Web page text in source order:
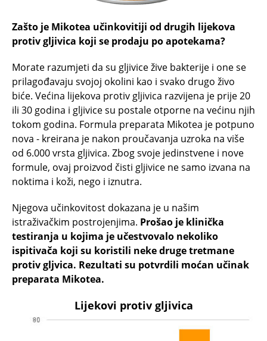
Zašto je Mikotea učinkovitiji od drugih lijekova
protiv gljivica koji se prodaju po apotekama?
Morate razumjeti da su gljivice žive bakterije i one se
prilagođavaju svojoj okolini kao i svako drugo živo
biće. Većina lijekova protiv gljivica razvijena je prije 20
ili 30 godina i gljivice su postale otporne na većinu njih
tokom godina. Formula preparata Mikotea je potpuno
nova - kreirana je nakon proučavanja uzroka na više
od 6.000 vrsta gljivica. Zbog svoje jedinstvene i nove
formule, ovaj proizvod čisti gljivice ne samo izvana na
noktima i koži, nego i iznutra.
Njegova učinkovitost dokazana je u našim
istraživačkim postrojenjima. Prošao je klinička
testiranja u kojima je učestvovalo nekoliko
ispitivača koji su koristili neke druge tretmane
protiv gljvica. Rezultati su potvrdili moćan učinak
preparata Mikotea.
Lijekovi protiv gljivica